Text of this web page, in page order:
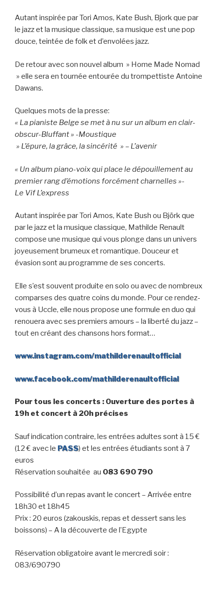
Autant inspirée par Tori Amos, Kate Bush, Bjork que par
le jazz et la musique classique, sa musique est une pop
douce, teintée de folk et d’envolées jazz.
De retour avec son nouvel album » Home Made Nomad
» elle sera en tournée entourée du trompettiste Antoine
Dawans.
Quelques mots de la presse:
« La pianiste Belge se met à nu sur un album en clair-
obscur-Bluffant » -Moustique
» L’épure, la grâce, la sincérité » – L’avenir
« Un album piano-voix qui place le dépouillement au
premier rang d’émotions forcément charnelles »-
Le Vif L’express
Autant inspirée par Tori Amos, Kate Bush ou Björk que
par le jazz et la musique classique, Mathilde Renault
compose une musique qui vous plonge dans un univers
joyeusement brumeux et romantique. Douceur et
évasion sont au programme de ses concerts.
Elle s’est souvent produite en solo ou avec de nombreux
comparses des quatre coins du monde. Pour ce rendez-
vous à Uccle, elle nous propose une formule en duo qui
renouera avec ses premiers amours – la liberté du jazz –
tout en créant des chansons hors format…
www.instagram.com/mathilderenaultofficial
www.facebook.com/mathilderenaultofficial
Pour tous les concerts : Ouverture des portes à
19h et concert à 20h précises
Sauf indication contraire, les entrées adultes sont à 15 €
(12 € avec le PASS) et les entrées étudiants sont à 7
euros
Réservation souhaitée au 083 690 790
Possibilité d’un repas avant le concert – Arrivée entre
18h30 et 18h45
Prix : 20 euros (zakouskis, repas et dessert sans les
boissons) – A la découverte de l’Egypte
Réservation obligatoire avant le mercredi soir :
083/690790